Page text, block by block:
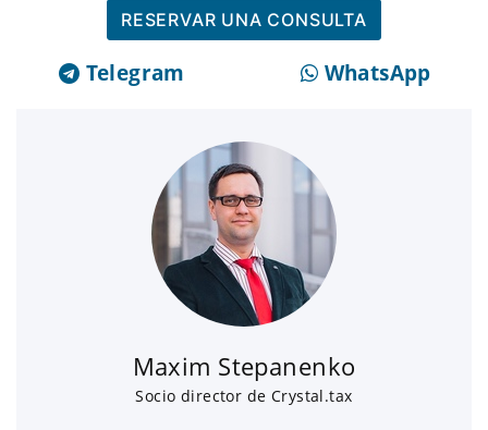
RESERVAR UNA CONSULTA
Telegram WhatsApp
Maxim Stepanenko
Socio director de Crystal.tax